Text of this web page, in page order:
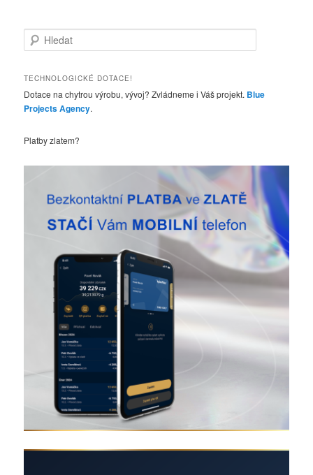
l
d
t
TECHNOLOGICKÉ DOTACE!
Dotace na chytrou výrobu, vývoj? Zvládneme i Váš projekt. Blue
Projects Agency.
Platby zlatem?